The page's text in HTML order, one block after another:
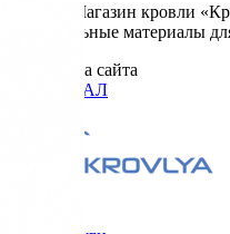
© 2026. Магазин кровли
Строительные материалы
Разработка сайта
ОРИГИНАЛ